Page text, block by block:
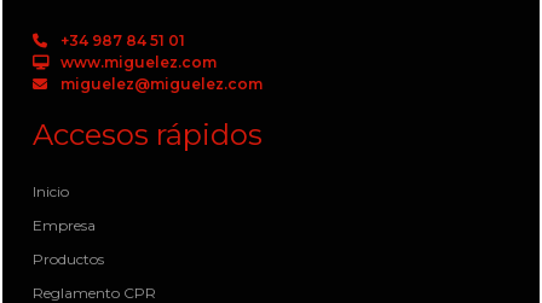
+34 987 84 51 01
www.miguelez.com
miguelez@miguelez.com
Accesos rápidos
Inicio
Empresa
Productos
Reglamento CPR